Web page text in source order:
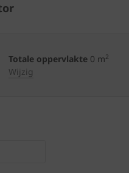
Totale oppervlakte 0 m2
Wijzig